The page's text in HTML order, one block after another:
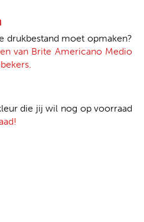
drukbestand moet opmaken?
van Brite Americano Medio
die jij wil nog op voorraad